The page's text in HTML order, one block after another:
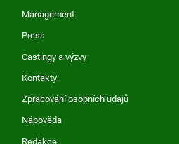
Management
Press
Castingy a výzvy
Kontakty
Zpracování osobních údajů
Nápověda
Redakce